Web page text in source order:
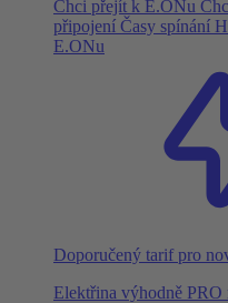
Chci přejít k E.ONu
připojení Časy spínání
E.ONu
Doporučený tarif pro
Elektřina výhodně PRO